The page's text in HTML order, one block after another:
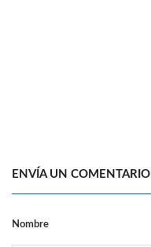
ENVÍA UN COMENTARIO
Nombre